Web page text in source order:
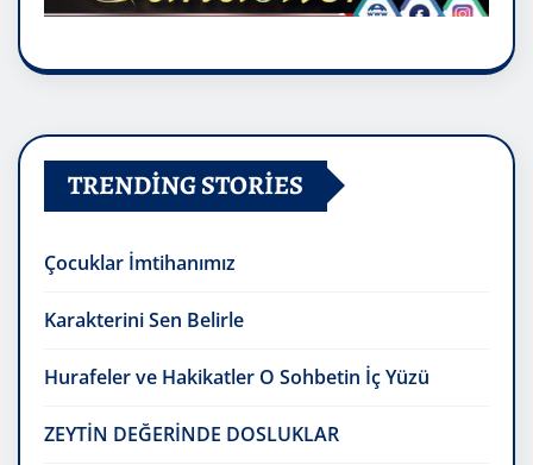
TRENDING STORIES
Çocuklar İmtihanımız
Karakterini Sen Belirle
Hurafeler ve Hakikatler O Sohbetin İç Yüzü
ZEYTİN DEĞERİNDE DOSLUKLAR